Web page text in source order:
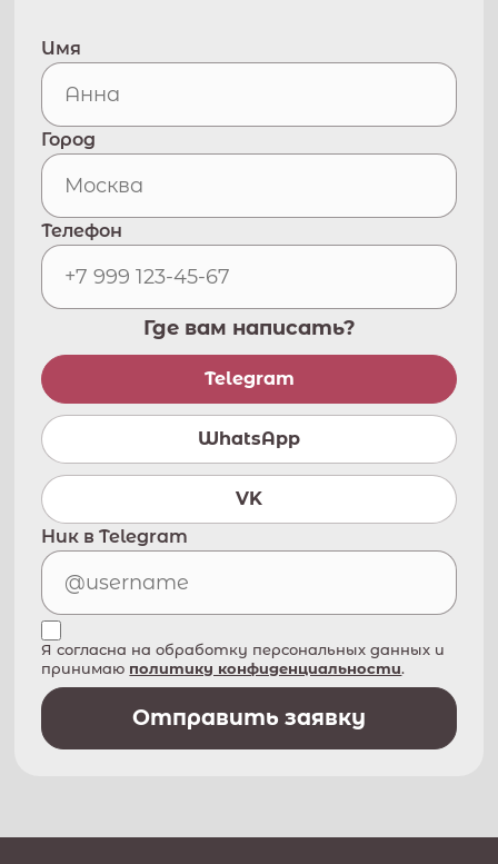
Имя
Город
Телефон
Где вам написать?
Telegram
WhatsApp
VK
Ник в Telegram
Я согласна на обработку персональных данных и
принимаю политику конфиденциальности.
Отправить заявку